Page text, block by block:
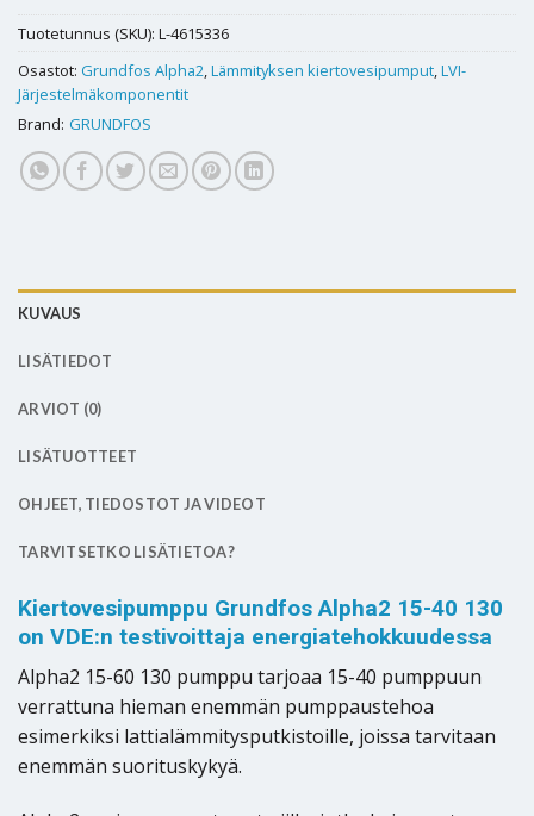
Tuotetunnus (SKU): L-4615336
Osastot: Grundfos Alpha2,Lämmityksen kiertovesipumput,LVI-
Järjestelmäkomponentit
Brand: GRUNDFOS
KUVAUS
LISÄTIEDOT
ARVIOT (0)
LISÄTUOTTEET
OHJEET, TIEDOSTOT JA VIDEOT
TARVITSETKO LISÄTIETOA?
Kiertovesipumppu Grundfos Alpha2 15-40 130
on VDE:n testivoittaja energiatehokkuudessa
Alpha2 15-60 130 pumppu tarjoaa 15-40 pumppuun
verrattuna hieman enemmän pumppaustehoa
esimerkiksi lattialämmitysputkistoille, joissa tarvitaan
enemmän suorituskykyä.